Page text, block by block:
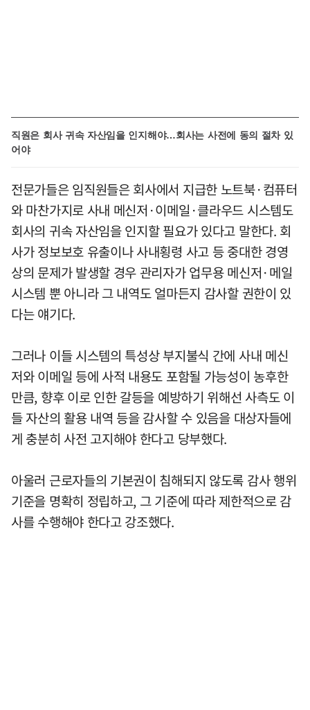
직원은 회사 귀속 자산임을 인지해야…회사는 사전에 동의 절차 있
어야
전문가들은 임직원들은 회사에서 지급한 노트북·컴퓨터
와 마찬가지로 사내 메신저·이메일·클라우드 시스템도
회사의 귀속 자산임을 인지할 필요가 있다고 말한다. 회
사가 정보보호 유출이나 사내횡령 사고 등 중대한 경영
상의 문제가 발생할 경우 관리자가 업무용 메신저·메일
시스템 뿐 아니라 그 내역도 얼마든지 감사할 권한이 있
다는 얘기다.
그러나 이들 시스템의 특성상 부지불식 간에 사내 메신
저와 이메일 등에 사적 내용도 포함될 가능성이 농후한
만큼, 향후 이로 인한 갈등을 예방하기 위해선 사측도 이
들 자산의 활용 내역 등을 감사할 수 있음을 대상자들에
게 충분히 사전 고지해야 한다고 당부했다.
아울러 근로자들의 기본권이 침해되지 않도록 감사 행위
기준을 명확히 정립하고, 그 기준에 따라 제한적으로 감
사를 수행해야 한다고 강조했다.